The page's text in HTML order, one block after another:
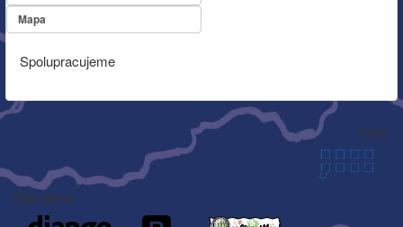
Mapa
Spolupracujeme
Autor
Děkujeme